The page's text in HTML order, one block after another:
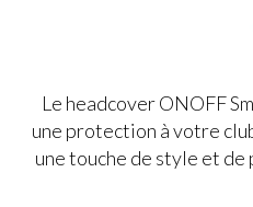
Le headcover ONOFF
une protection à votre
une touche de style et